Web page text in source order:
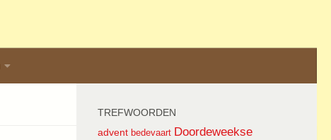
TREFWOORDEN
advent bedevaart Doordeweekse